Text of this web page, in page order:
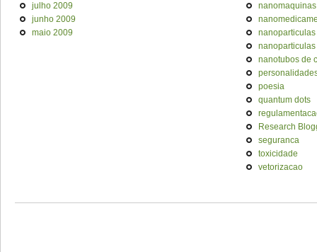
julho 2009
junho 2009
maio 2009
nanomaquinas
nanotubos de
poesia
quantum dots
Research
seguranca
toxicidade
vetorizacao